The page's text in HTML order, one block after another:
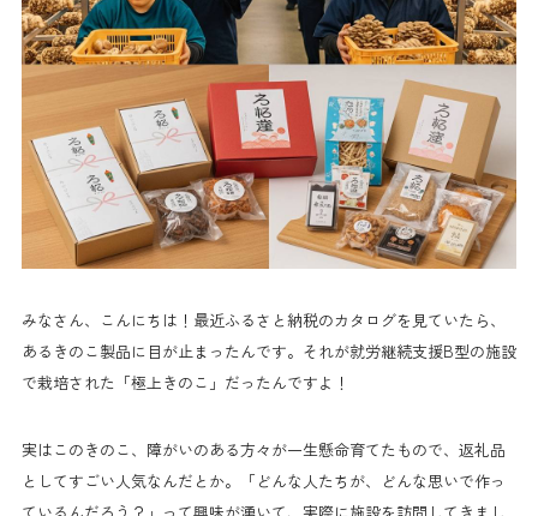
みなさん、こんにちは！最近ふるさと納税のカタログを見ていたら、
あるきのこ製品に目が止まったんです。それが就労継続支援B型の施設
で栽培された「極上きのこ」だったんですよ！
実はこのきのこ、障がいのある方々が一生懸命育てたもので、返礼品
としてすごい人気なんだとか。「どんな人たちが、どんな思いで作っ
ているんだろう？」って興味が湧いて、実際に施設を訪問してきまし